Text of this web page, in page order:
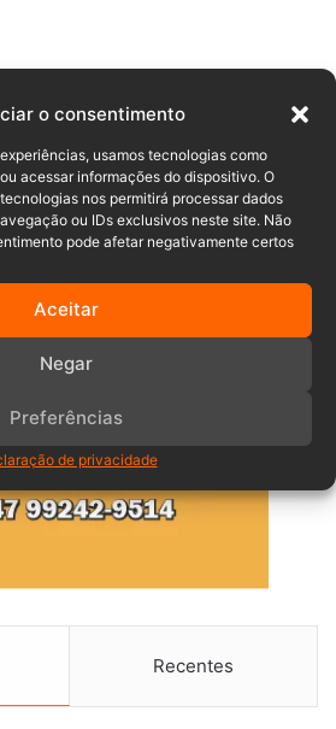
o consentimento
usamos tecnologias como
acessar informações do dispositivo. O
nos permitirá processar dados
ou IDs exclusivos neste site. Não
pode afetar negativamente certos
Aceitar
Negar
Preferências
de privacidade
Recentes